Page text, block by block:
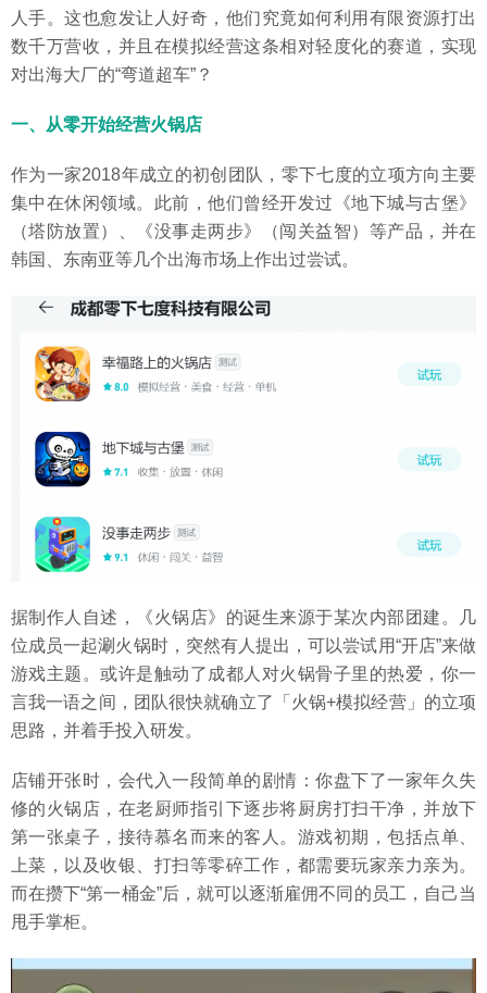
人手。这也愈发让人好奇，他们究竟如何利用有限资源打出
数千万营收，并且在模拟经营这条相对轻度化的赛道，实现
对出海大厂的“弯道超车”？
一、从零开始经营火锅店
作为一家2018年成立的初创团队，零下七度的立项方向主要
集中在休闲领域。此前，他们曾经开发过《地下城与古堡》
（塔防放置）、《没事走两步》（闯关益智）等产品，并在
韩国、东南亚等几个出海市场上作出过尝试。
据制作人自述，《火锅店》的诞生来源于某次内部团建。几
位成员一起涮火锅时，突然有人提出，可以尝试用“开店”来做
游戏主题。或许是触动了成都人对火锅骨子里的热爱，你一
言我一语之间，团队很快就确立了「火锅+模拟经营」的立项
思路，并着手投入研发。
店铺开张时，会代入一段简单的剧情：你盘下了一家年久失
修的火锅店，在老厨师指引下逐步将厨房打扫干净，并放下
第一张桌子，接待慕名而来的客人。游戏初期，包括点单、
上菜，以及收银、打扫等零碎工作，都需要玩家亲力亲为。
而在攒下“第一桶金”后，就可以逐渐雇佣不同的员工，自己当
甩手掌柜。